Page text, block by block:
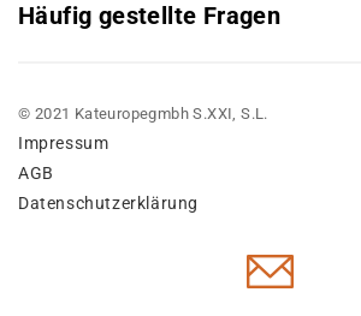
Häufig gestellte Fragen
© 2021 Kateuropegmbh S.XXI, S.L.
Impressum
AGB
Datenschutzerklärung